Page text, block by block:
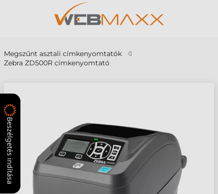
Megszűnt asztali címkenyomtatók
Zebra ZD500R címkenyomtató
Beszélgetés indítása